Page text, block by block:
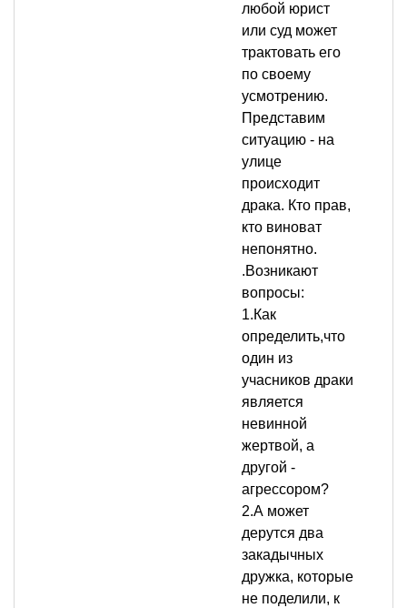
любой юрист
или суд может
трактовать его
по своему
усмотрению.
Представим
ситуацию - на
улице
происходит
драка. Кто прав,
кто виноват
непонятно.
.Возникают
вопросы:
1.Как
определить,что
один из
учасников драки
является
невинной
жертвой, а
другой -
агрессором?
2.А может
дерутся два
закадычных
дружка, которые
не поделили, к